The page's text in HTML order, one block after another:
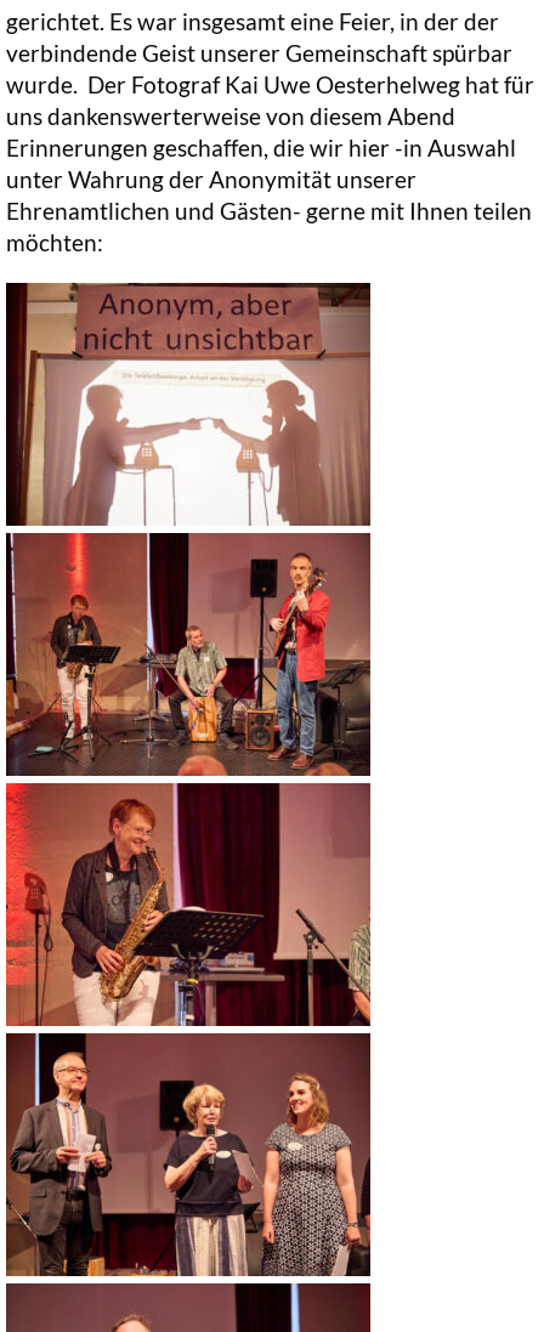
gerichtet. Es war insgesamt eine Feier, in der der
verbindende Geist unserer Gemeinschaft spürbar
wurde. Der Fotograf Kai Uwe Oesterhelweg hat für
uns dankenswerterweise von diesem Abend
Erinnerungen geschaffen, die wir hier -in Auswahl
unter Wahrung der Anonymität unserer
Ehrenamtlichen und Gästen- gerne mit Ihnen teilen
möchten: